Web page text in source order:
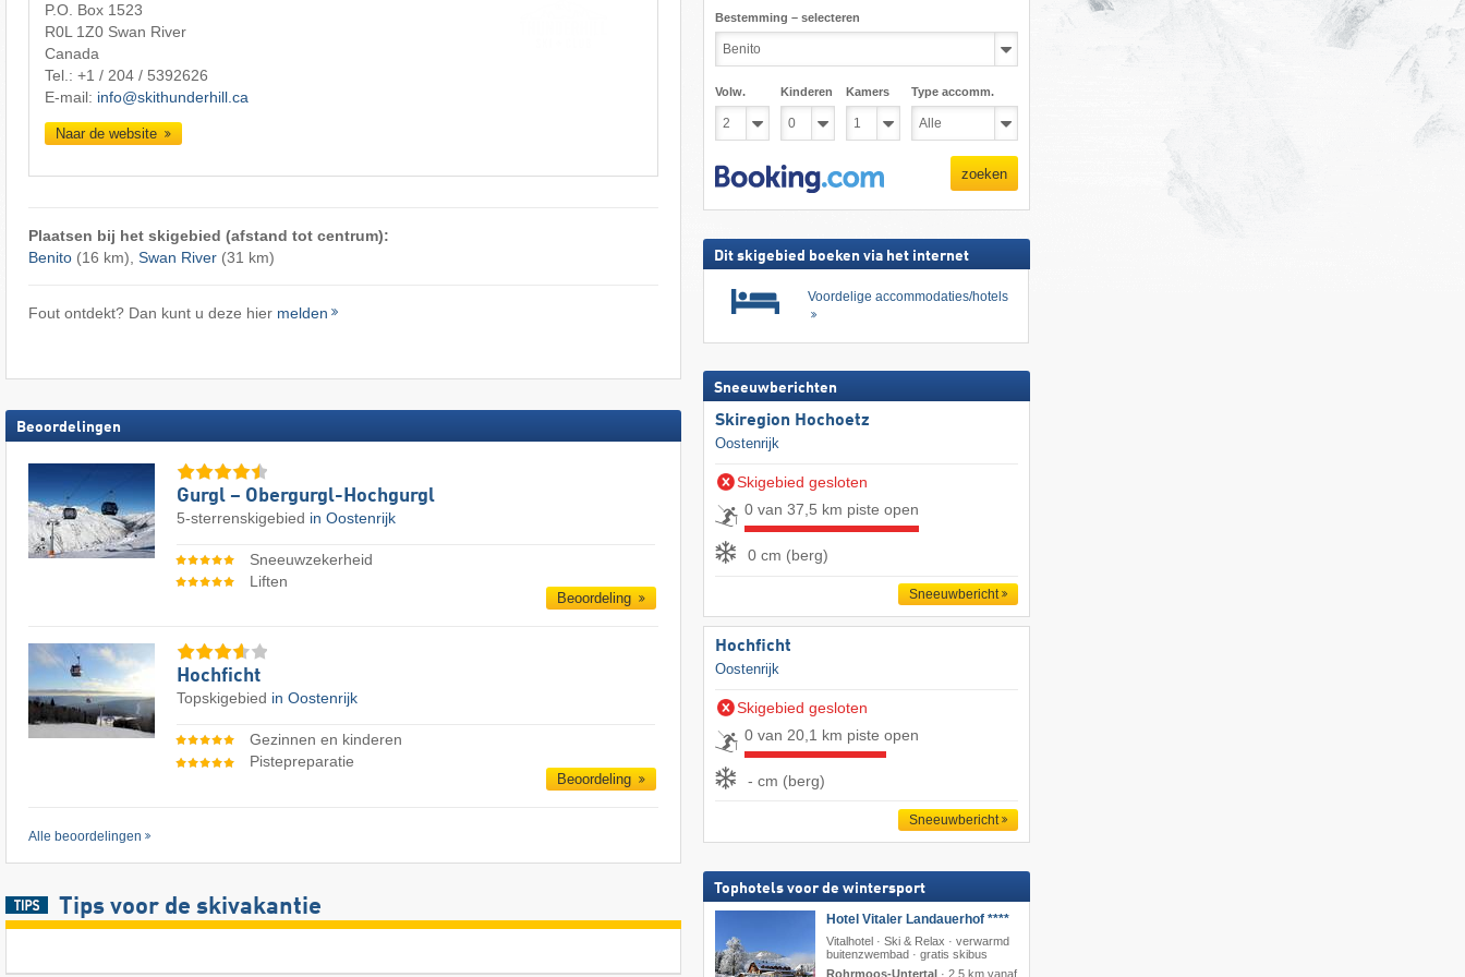
P.O. Box 1523
R0L 1Z0 Swan River
Canada
Tel.: +1 / 204 / 5392626
E-mail: info@skithunderhill.ca
Naar de website
Plaatsen bij het skigebied (afstand tot centrum):
Benito(16 km), Swan River(31 km)
Fout ontdekt? Dan kunt u deze hier melden
Beoordelingen
Gurgl – Obergurgl-Hochgurgl
5-sterrenskigebied in Oostenrijk
Sneeuwzekerheid
Liften
Beoordeling
Hochficht
Topskigebied in Oostenrijk
Gezinnen en kinderen
Pistepreparatie
Beoordeling
Alle beoordelingen
Tips voor de skivakantie
Bestemming – selecteren
Volw. Kinderen Kamers Type accomm.
zoeken
Dit skigebied boeken via het internet
Voordelige accommodaties/hotels
Sneeuwberichten
Skiregion Hochoetz
Oostenrijk
Skigebied gesloten
0 van 37,5 km piste open
0 cm (berg)
Sneeuwbericht
Hochficht
Oostenrijk
Skigebied gesloten
0 van 20,1 km piste open
- cm (berg)
Sneeuwbericht
Tophotels voor de wintersport
Hotel Vitaler Landauerhof ****
Vitalhotel · Ski & Relax · verwarmd
buitenzwembad · gratis skibus
Rohrmoos-Untertal· 2,5 km vanaf